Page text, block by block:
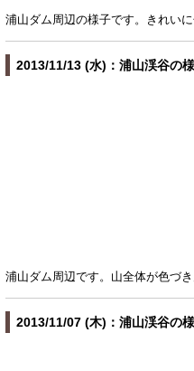
浦山ダム周辺の様子です。きれいに
2013/11/13 (水)：浦山渓谷の
浦山ダム周辺です。山全体が色づき
2013/11/07 (木)：浦山渓谷の